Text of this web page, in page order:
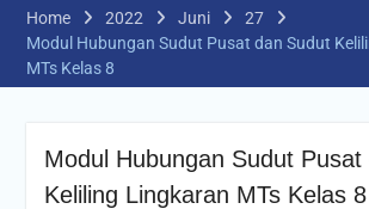
Home 2022 Juni
27
Modul Hubungan Sudut Pusat dan Sudut
MTs Kelas 8
Modul Hubungan Sudut
Keliling Lingkaran MTs Kelas 8